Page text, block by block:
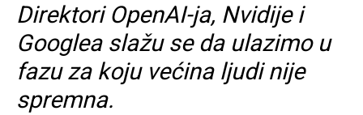
Direktori OpenAI-ja, Nvidije i
Googlea slažu se da ulazimo u
fazu za koju većina ljudi nije
spremna.